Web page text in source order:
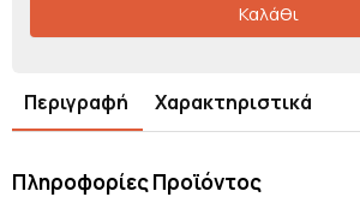
Καλάθι
Περιγραφή Χαρακτηριστικά
Πληροφορίες Προϊόντος